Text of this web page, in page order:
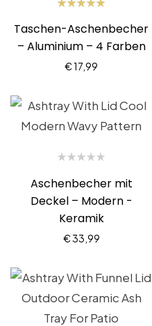
mit4.90
Taschen-Aschenbecher
– Aluminium – 4 Farben
€17,99
Aschenbecher mit
Deckel – Modern -
Keramik
€33,99